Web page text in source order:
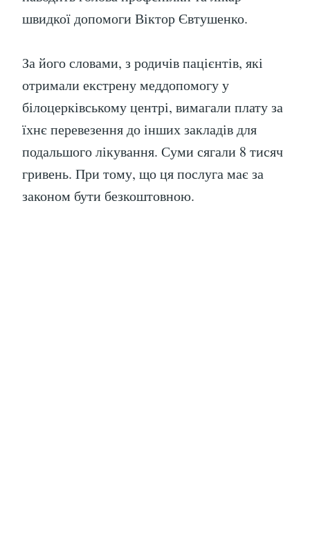
швидкої допомоги Віктор Євтушенко.
За його словами, з родичів пацієнтів, які
отримали екстрену меддопомогу у
білоцерківському центрі, вимагали плату за
їхнє перевезення до інших закладів для
подальшого лікування. Суми сягали 8 тисяч
гривень. При тому, що ця послуга має за
законом бути безкоштовною.